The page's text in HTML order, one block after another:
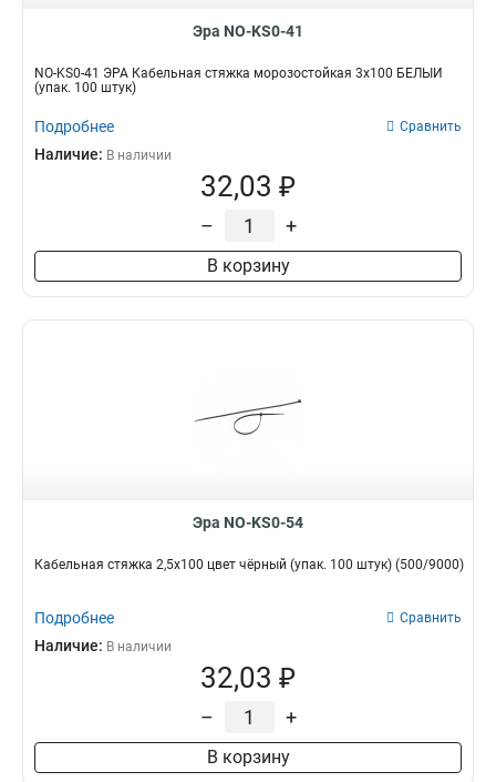
Эра NO-KS0-41
NO-KS0-41 ЭРА Кабельная стяжка морозостойкая 3x100 БЕЛЫЙ
(упак. 100 штук)
Подробнее Сравнить
Наличие: В наличии
32,03 ₽
– +
В корзину
Эра NO-KS0-54
Кабельная стяжка 2,5х100 цвет чёрный (упак. 100 штук) (500/9000)
Подробнее Сравнить
Наличие: В наличии
32,03 ₽
– +
В корзину